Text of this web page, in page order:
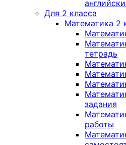
Для 2 класса
Математика 2
тетрадь
задания
работы